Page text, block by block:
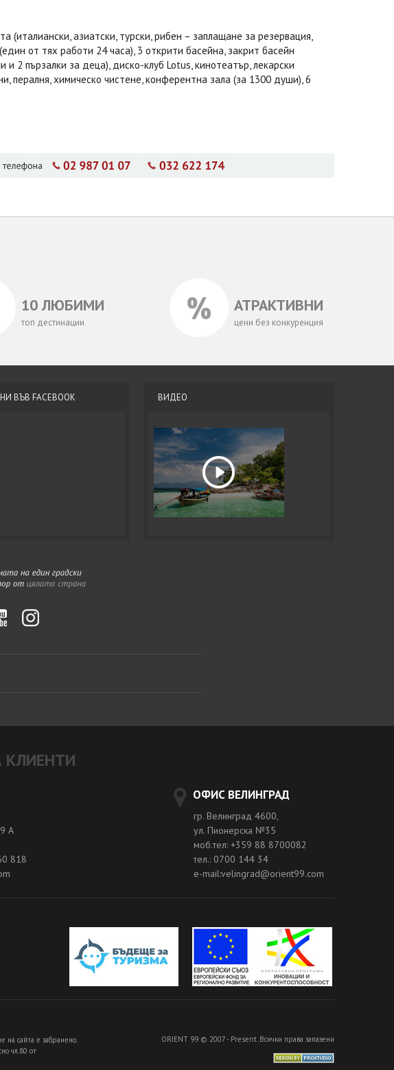
азиатски, турски, рибен – заплащане за резервация,
от тях работи 24 часа), 3 открити басейна, закрит басейн
и 2 пързалки за деца), диско-клуб Lotus, кинотеатър, лекарски
пералня, химическо чистене, конферентна зала (за 1300 души), 6
10 ЛЮБИМИ
топ дестинации
АТРАКТИВНИ
цени без конкуренция
ВЪВ FACEBOOK ВИДЕО
КЛИЕНТИ
A
818
ОФИС ВЕЛИНГРАД
гр. Велинград 4600,
ул. Пионерска №35
моб.тел: +359 88 8700082
тел.: 0700 144 34
e-mail:velingrad@orient99.com
на сайта е забранено.
чл.80 от
ORIENT 99 © 2007 - Present. Всички права запазени